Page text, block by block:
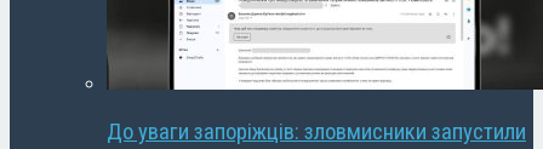
До уваги запоріжців: зловмисники запустили